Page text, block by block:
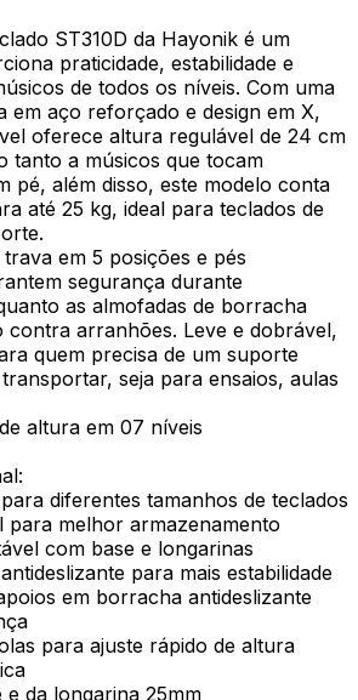
ST310D da Hayonik é um
praticidade, estabilidade e
de todos os níveis. Com uma
em aço reforçado e design em X,
oferece altura regulável de 24 cm
tanto a músicos que tocam
pé, além disso, este modelo conta
até 25 kg, ideal para teclados de
em 5 posições e pés
segurança durante
as almofadas de borracha
contra arranhões. Leve e dobrável,
quem precisa de um suporte
seja para ensaios, aulas
altura em 07 níveis
diferentes tamanhos de teclados
para melhor armazenamento
com base e longarinas
para mais estabilidade
em borracha antideslizante
para ajuste rápido de altura
e da longarina 25mm